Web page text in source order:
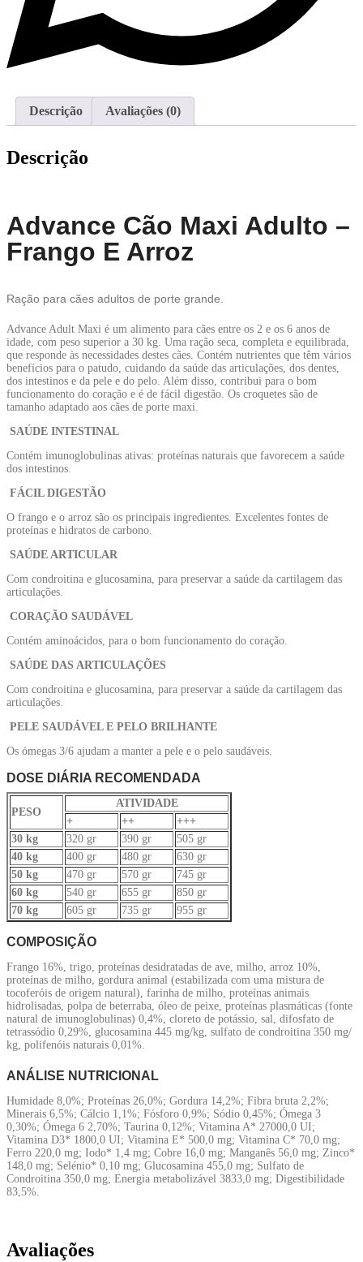
Descrição Avaliações (0)
Descrição
Advance Cão Maxi Adulto –
Frango E Arroz
Ração para cães adultos de porte grande.
Advance Adult Maxi é um alimento para cães entre os 2 e os 6 anos de
idade, com peso superior a 30 kg. Uma ração seca, completa e equilibrada,
que responde às necessidades destes cães. Contém nutrientes que têm vários
benefícios para o patudo, cuidando da saúde das articulações, dos dentes,
dos intestinos e da pele e do pelo. Além disso, contribui para o bom
funcionamento do coração e é de fácil digestão. Os croquetes são de
tamanho adaptado aos cães de porte maxi.
SAÚDE INTESTINAL
Contém imunoglobulinas ativas: proteínas naturais que favorecem a saúde
dos intestinos.
FÁCIL DIGESTÃO
O frango e o arroz são os principais ingredientes. Excelentes fontes de
proteínas e hidratos de carbono.
SAÚDE ARTICULAR
Com condroitina e glucosamina, para preservar a saúde da cartilagem das
articulações.
CORAÇÃO SAUDÁVEL
Contém aminoácidos, para o bom funcionamento do coração.
SAÚDE DAS ARTICULAÇÕES
Com condroitina e glucosamina, para preservar a saúde da cartilagem das
articulações.
PELE SAUDÁVEL E PELO BRILHANTE
Os ómegas 3/6 ajudam a manter a pele e o pelo saudáveis.
DOSE DIÁRIA RECOMENDADA
PESO
ATIVIDADE
+
++
+++
30 kg
320 gr 390 gr
505 gr
40 kg
400 gr 480 gr
630 gr
50 kg
470 gr 570 gr
745 gr
60 kg
540 gr 655 gr
850 gr
70 kg
605 gr 735 gr 955 gr
COMPOSIÇÃO
Frango 16%, trigo, proteínas desidratadas de ave, milho, arroz 10%,
proteínas de milho, gordura animal (estabilizada com uma mistura de
tocoferóis de origem natural), farinha de milho, proteínas animais
hidrolisadas, polpa de beterraba, óleo de peixe, proteínas plasmáticas (fonte
natural de imunoglobulinas) 0,4%, cloreto de potássio, sal, difosfato de
tetrassódio 0,29%, glucosamina 445 mg/kg, sulfato de condroitina 350 mg/
kg, polifenóis naturais 0,01%.
ANÁLISE NUTRICIONAL
Humidade 8,0%; Proteínas 26,0%; Gordura 14,2%; Fibra bruta 2,2%;
Minerais 6,5%; Cálcio 1,1%; Fósforo 0,9%; Sódio 0,45%; Ómega 3
0,30%; Ómega 6 2,70%; Taurina 0,12%; Vitamina A* 27000,0 UI;
Vitamina D3* 1800,0 UI; Vitamina E* 500,0 mg; Vitamina C* 70,0 mg;
Ferro 220,0 mg; Iodo* 1,4 mg; Cobre 16,0 mg; Manganês 56,0 mg; Zinco*
148,0 mg; Selénio* 0,10 mg; Glucosamina 455,0 mg; Sulfato de
Condroitina 350,0 mg; Energia metabolizável 3833,0 mg; Digestibilidade
83,5%.
Avaliações